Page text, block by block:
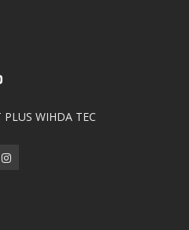
WIHDA TEC